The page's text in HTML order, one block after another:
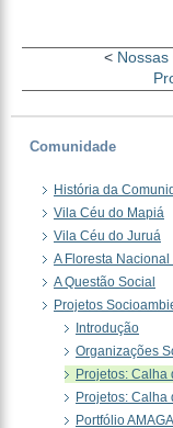
<
Comunidade
História da
Vila Céu do Mapiá
Vila Céu do Juruá
A Floresta Nacional
A Questão Social
Projetos
Introdução
Organizações
Projetos: Calha
Projetos: Calha
Portfólio